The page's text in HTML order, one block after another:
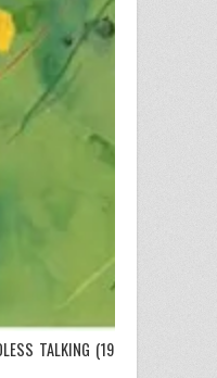
TALKING (1985) / エンド